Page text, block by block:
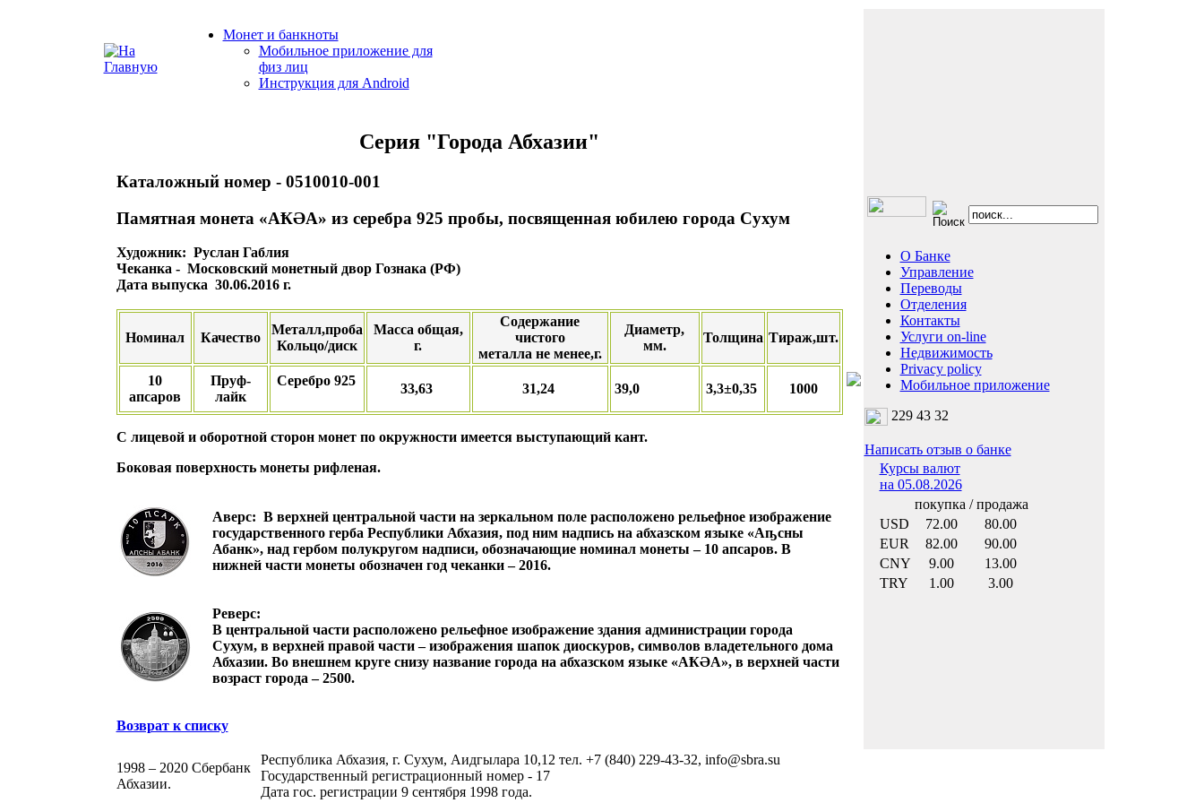
Монет и банкноты
Мобильное приложение для
физ лиц
Инструкция для Android
О Банке
Управление
Переводы
Отделения
Контакты
Услуги on-line
Недвижимость
Privacy policy
Мобильное приложение
229 43 32
Написать отзыв о банке
Курсы валют
на 05.08.2026
покупка / продажа
USD
72.00
80.00
EUR
82.00
90.00
CNY
9.00
13.00
TRY
1.00 3.00
Серия "Города Абхазии"
Каталожный номер - 0510010-001
Памятная монета «АҞӘА» из серебра 925 пробы, посвященная юбилею города Сухум
Художник: Руслан Габлия
Чеканка - Московский монетный двор Гознака (РФ)
Дата выпуска 30.06.2016 г.
Номинал Качество
Металл,проба
Кольцо/диск
Масса общая,
г.
Содержание
чистого
металла не менее,г.
Диаметр,
мм.
Толщина Тираж,шт.
10
апсаров
Пруф-
лайк
Серебро 925
33,63 31,24 39,0 3,3±0,35 1000
С лицевой и оборотной сторон монет по окружности имеется выступающий кант.
Боковая поверхность монеты рифленая.
Аверс: В верхней центральной части на зеркальном поле расположено рельефное изображение
государственного герба Республики Абхазия, под ним надпись на абхазском языке «Аҧсны
Абанк», над гербом полукругом надписи, обозначающие номинал монеты – 10 апсаров. В
нижней части монеты обозначен год чеканки – 2016.
Реверс:
В центральной части расположено рельефное изображение здания администрации города
Сухум, в верхней правой части – изображения шапок диоскуров, символов владетельного дома
Абхазии. Во внешнем круге снизу название города на абхазском языке «АҞӘА», в верхней части
возраст города – 2500.
Возврат к списку
1998 – 2020 Сбербанк
Абхазии.
Республика Абхазия, г. Сухум, Аидгылара 10,12 тел. +7 (840) 229-43-32, info@sbra.su
Государственный регистрационный номер - 17
Дата гос. регистрации 9 сентября 1998 года.